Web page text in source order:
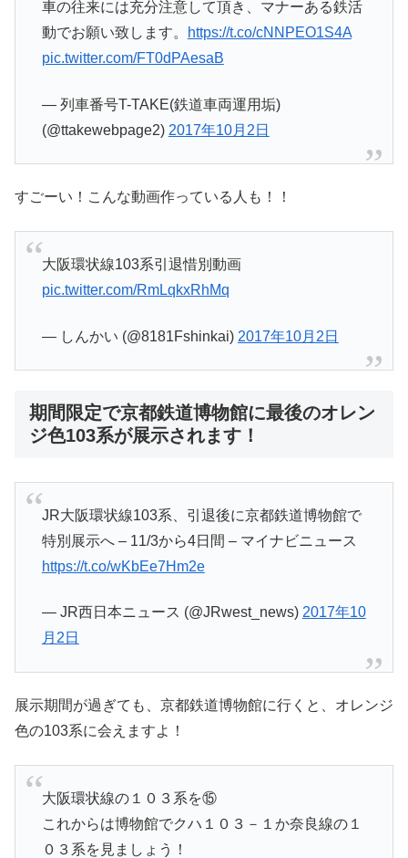
車の往来には充分注意して頂き、マナーある鉄活
動でお願い致します。
https://t.co/cNNPEO1S4A
pic.twitter.com/FT0dPAesaB
— 列車番号T-TAKE(鉄道車両運用垢)
(@ttakewebpage2) 2017年10月2日
すごーい！こんな動画作っている人も！！
大阪環状線103系引退惜別動画
pic.twitter.com/RmLqkxRhMq
— しんかい (@8181Fshinkai) 2017年10月2日
期間限定で京都鉄道博物館に最後のオレン
ジ色103系が展示されます！
JR大阪環状線103系、引退後に京都鉄道博物館で
特別展示へ – 11/3から4日間 – マイナビニュース
https://t.co/wKbEe7Hm2e
— JR西日本ニュース (@JRwest_news) 2017年10
月2日
展示期間が過ぎても、京都鉄道博物館に行くと、オレンジ
色の103系に会えますよ！
大阪環状線の１０３系を⑮
これからは博物館でクハ１０３－１か奈良線の１
０３系を見ましょう！